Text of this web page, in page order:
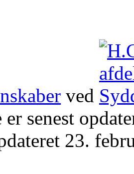
ved
er senest
23.